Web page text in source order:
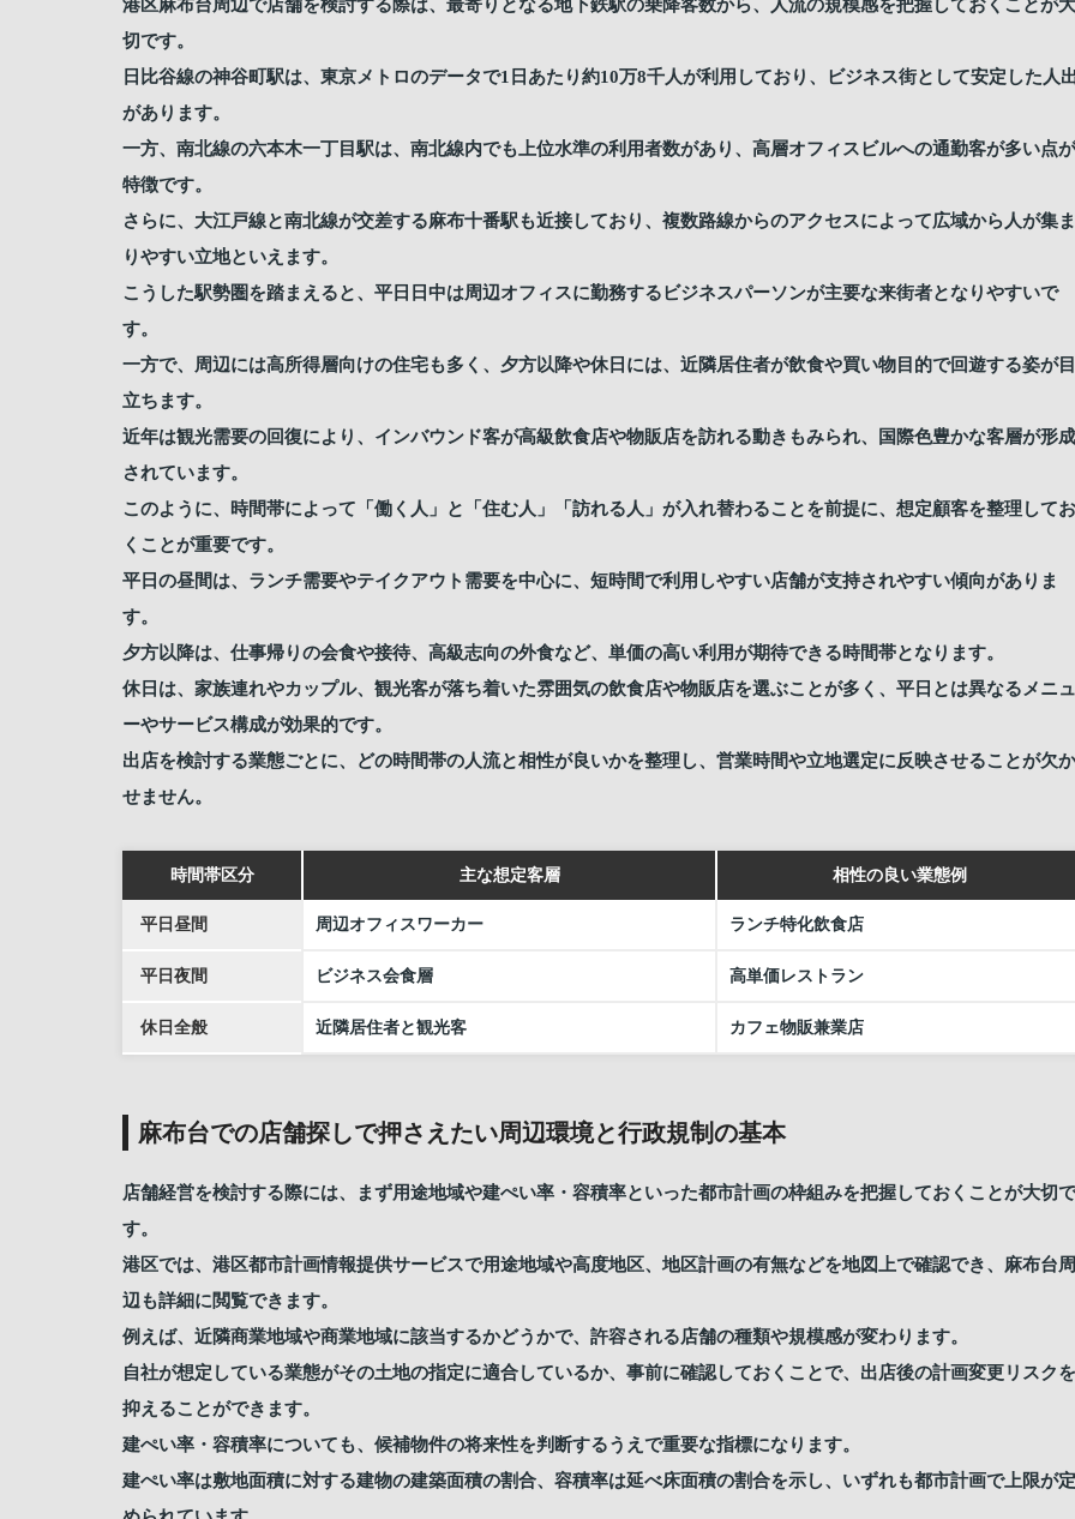
港区麻布台周辺で店舗を検討する際は、最寄りとなる地下鉄駅の乗降客数から、人流の規模感を把握しておくことが大
切です。
日比谷線の神谷町駅は、東京メトロのデータで1日あたり約10万8千人が利用しており、ビジネス街として安定した人
があります。
一方、南北線の六本木一丁目駅は、南北線内でも上位水準の利用者数があり、高層オフィスビルへの通勤客が多い点が
特徴です。
さらに、大江戸線と南北線が交差する麻布十番駅も近接しており、複数路線からのアクセスによって広域から人が集ま
りやすい立地といえます。
こうした駅勢圏を踏まえると、平日日中は周辺オフィスに勤務するビジネスパーソンが主要な来街者となりやすいで
す。
一方で、周辺には高所得層向けの住宅も多く、夕方以降や休日には、近隣居住者が飲食や買い物目的で回遊する姿が目
立ちます。
近年は観光需要の回復により、インバウンド客が高級飲食店や物販店を訪れる動きもみられ、国際色豊かな客層が形成
されています。
このように、時間帯によって「働く人」と「住む人」「訪れる人」が入れ替わることを前提に、想定顧客を整理してお
くことが重要です。
平日の昼間は、ランチ需要やテイクアウト需要を中心に、短時間で利用しやすい店舗が支持されやすい傾向がありま
す。
夕方以降は、仕事帰りの会食や接待、高級志向の外食など、単価の高い利用が期待できる時間帯となります。
休日は、家族連れやカップル、観光客が落ち着いた雰囲気の飲食店や物販店を選ぶことが多く、平日とは異なるメニュ
ーやサービス構成が効果的です。
出店を検討する業態ごとに、どの時間帯の人流と相性が良いかを整理し、営業時間や立地選定に反映させることが欠か
せません。
時間帯区分 主な想定客層 相性の良い業態例
平日昼間 周辺オフィスワーカー ランチ特化飲食店
平日夜間 ビジネス会食層 高単価レストラン
休日全般 近隣居住者と観光客 カフェ物販兼業店
麻布台での店舗探しで押さえたい周辺環境と行政規制の基本
店舗経営を検討する際には、まず用途地域や建ぺい率・容積率といった都市計画の枠組みを把握しておくことが大切で
す。
港区では、港区都市計画情報提供サービスで用途地域や高度地区、地区計画の有無などを地図上で確認でき、麻布台周
辺も詳細に閲覧できます。
例えば、近隣商業地域や商業地域に該当するかどうかで、許容される店舗の種類や規模感が変わります。
自社が想定している業態がその土地の指定に適合しているか、事前に確認しておくことで、出店後の計画変更リスクを
抑えることができます。
建ぺい率・容積率についても、候補物件の将来性を判断するうえで重要な指標になります。
建ぺい率は敷地面積に対する建物の建築面積の割合、容積率は延べ床面積の割合を示し、いずれも都市計画で上限が定